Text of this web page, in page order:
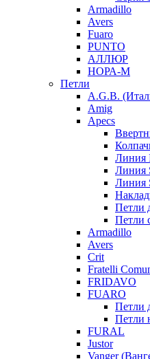
Armadillo
Avers
Fuaro
PUNTO
АЛЛЮР
НОРА-М
Петли
A.G.B.
Amig
Apecs
Линия
Линия
Линия
Петли
Петли
Armadillo
Avers
Crit
Fratelli
FRIDAVO
FUARO
Петли
Петли
FURAL
Justor
Vanger